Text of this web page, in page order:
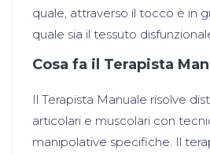
quale, attraverso il tocco è in
quale sia il tessuto
Cosa fa il Terapista
Il Terapista Manuale risolve
articolari e muscolari con
manipolative specifiche. Il